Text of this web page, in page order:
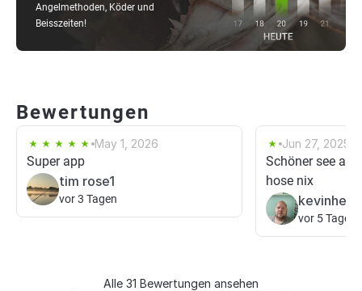
Angelmethoden, Köder und
Beisszeiten!
Bewertungen
May 1, 2026
Super app
tim rose1
vor 3 Tagen
Jun 27, 2025
Schöner see
hose nix
vor 5 Tagen
Alle 31 Bewertungen ansehen